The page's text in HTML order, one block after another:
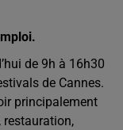
de 9h à 16h30
de Cannes.
principalement
restauration,